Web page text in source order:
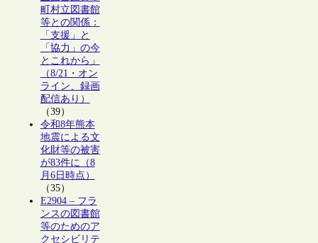
町村立図書館
等との関係：
「支援」と
「協力」の今
とこれから」
（8/21・オン
ライン、録画
配信あり）
（39）
令和8年熊本
地震による文
化財等の被害
が83件に（8
月6日時点）
（35）
E2904 – フラ
ンスの図書館
等のためのア
クセシビリテ